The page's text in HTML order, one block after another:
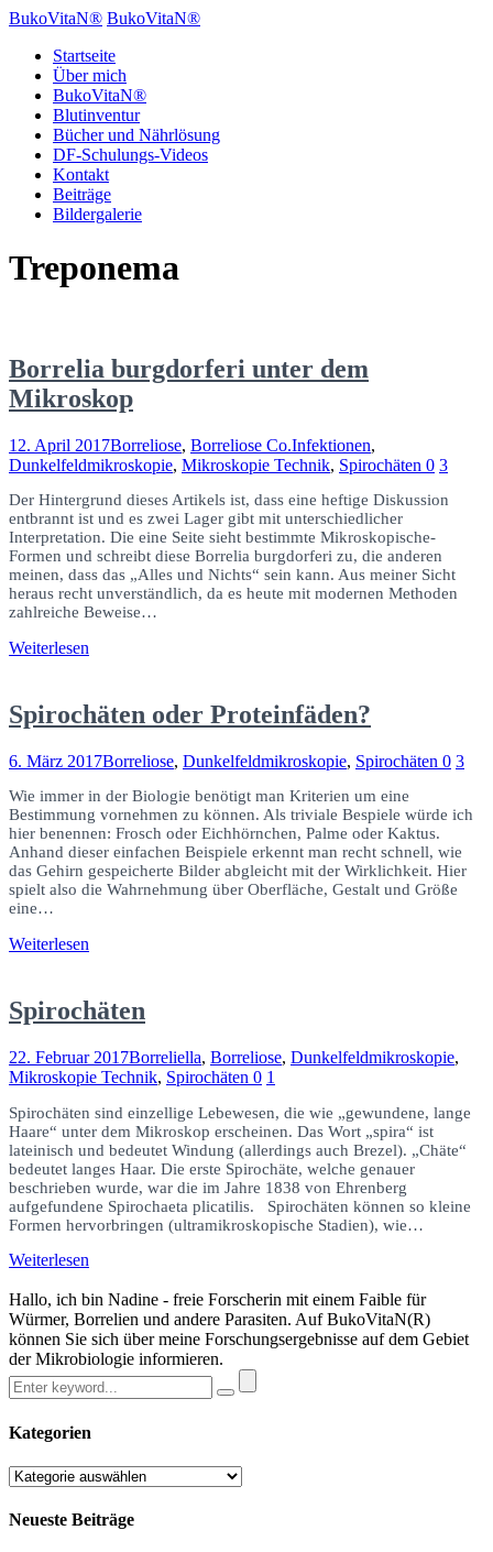
BukoVitaN® BukoVitaN®
Startseite
Über mich
BukoVitaN®
Blutinventur
Bücher und Nährlösung
DF-Schulungs-Videos
Kontakt
Beiträge
Bildergalerie
Treponema
Borrelia burgdorferi unter dem
Mikroskop
12. April 2017Borreliose, Borreliose Co.Infektionen,
Dunkelfeldmikroskopie, Mikroskopie Technik, Spirochäten 0 3
Der Hintergrund dieses Artikels ist, dass eine heftige Diskussion
entbrannt ist und es zwei Lager gibt mit unterschiedlicher
Interpretation. Die eine Seite sieht bestimmte Mikroskopische-
Formen und schreibt diese Borrelia burgdorferi zu, die anderen
meinen, dass das „Alles und Nichts“ sein kann. Aus meiner Sicht
heraus recht unverständlich, da es heute mit modernen Methoden
zahlreiche Beweise…
Weiterlesen
Spirochäten oder Proteinfäden?
6. März 2017Borreliose, Dunkelfeldmikroskopie, Spirochäten 0 3
Wie immer in der Biologie benötigt man Kriterien um eine
Bestimmung vornehmen zu können. Als triviale Bespiele würde ich
hier benennen: Frosch oder Eichhörnchen, Palme oder Kaktus.
Anhand dieser einfachen Beispiele erkennt man recht schnell, wie
das Gehirn gespeicherte Bilder abgleicht mit der Wirklichkeit. Hier
spielt also die Wahrnehmung über Oberfläche, Gestalt und Größe
eine…
Weiterlesen
Spirochäten
22. Februar 2017Borreliella, Borreliose, Dunkelfeldmikroskopie,
Mikroskopie Technik, Spirochäten 0 1
Spirochäten sind einzellige Lebewesen, die wie „gewundene, lange
Haare“ unter dem Mikroskop erscheinen. Das Wort „spira“ ist
lateinisch und bedeutet Windung (allerdings auch Brezel). „Chäte“
bedeutet langes Haar. Die erste Spirochäte, welche genauer
beschrieben wurde, war die im Jahre 1838 von Ehrenberg
aufgefundene Spirochaeta plicatilis. Spirochäten können so kleine
Formen hervorbringen (ultramikroskopische Stadien), wie…
Weiterlesen
Hallo, ich bin Nadine - freie Forscherin mit einem Faible für
Würmer, Borrelien und andere Parasiten. Auf BukoVitaN(R)
können Sie sich über meine Forschungsergebnisse auf dem Gebiet
der Mikrobiologie informieren.
Kategorien
Kategorien
Neueste Beiträge